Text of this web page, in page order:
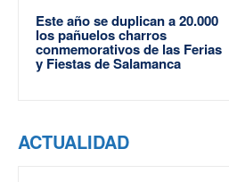
Este año se duplican a 20.000
los pañuelos charros
conmemorativos de las Ferias
y Fiestas de Salamanca
ACTUALIDAD